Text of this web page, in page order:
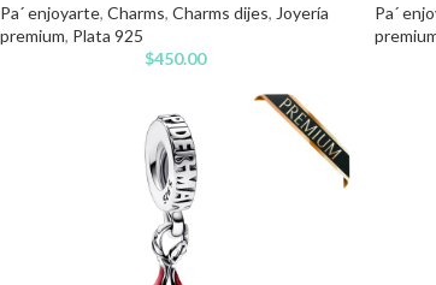
Pa´ enjoyarte, Charms, Charms dijes, Joyería
premium, Plata 925
$450.00
Pa´